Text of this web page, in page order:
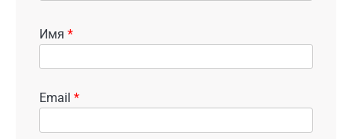
Имя *
Email *